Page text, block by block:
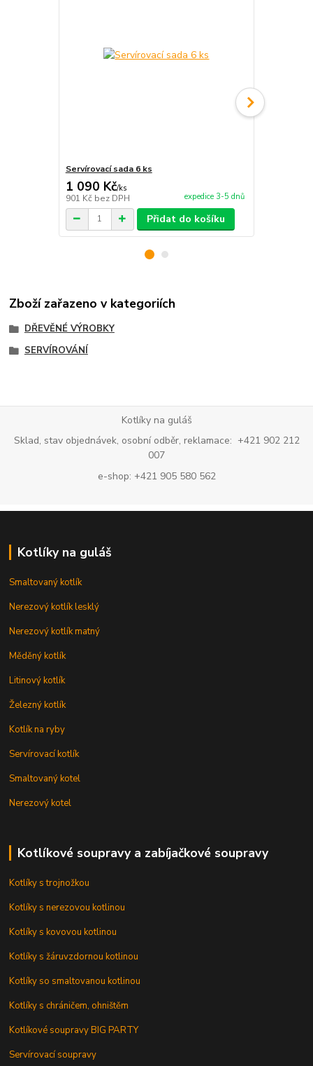
Servírovací sada 6 ks
1 090 Kč/ks
901 Kč bez DPH expedice 3-5 dnů
Přidat do košíku
Zboží zařazeno v kategoriích
DŘEVĚNÉ VÝROBKY
SERVÍROVÁNÍ
Kotlíky na guláš
Sklad, stav objednávek, osobní odběr, reklamace: +421 902 212
007
e-shop: +421 905 580 562
Kotlíky na guláš
Smaltovaný kotlík
Nerezový kotlík lesklý
Nerezový kotlík matný
Měděný kotlík
Litinový kotlík
Železný kotlík
Kotlík na ryby
Servírovací kotlík
Smaltovaný kotel
Nerezový kotel
Kotlíkové soupravy a zabíjačkové soupravy
Kotlíky s trojnožkou
Kotlíky s nerezovou kotlinou
Kotlíky s kovovou kotlinou
Kotlíky s žáruvzdornou kotlinou
Kotlíky so smaltovanou kotlinou
Kotlíky s chráničem, ohništěm
Kotlíkové soupravy BIG PARTY
Servírovací soupravy